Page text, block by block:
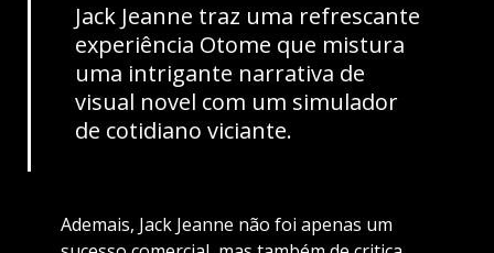
Jack Jeanne traz uma refrescante
experiência Otome que mistura
uma intrigante narrativa de
visual novel com um simulador
de cotidiano viciante.
Ademais, Jack Jeanne não foi apenas um